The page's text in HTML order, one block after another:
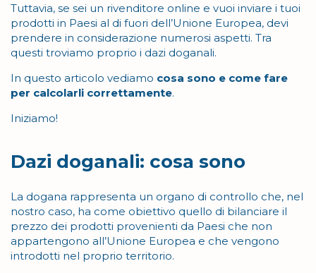
Tuttavia, se sei un rivenditore online e vuoi inviare i tuoi
prodotti in Paesi al di fuori dell’Unione Europea, devi
prendere in considerazione numerosi aspetti. Tra
questi troviamo proprio i dazi doganali.
In questo articolo vediamo cosa sono e come fare
per calcolarli correttamente.
Iniziamo!
Dazi doganali: cosa sono
La dogana rappresenta un organo di controllo che, nel
nostro caso, ha come obiettivo quello di bilanciare il
prezzo dei prodotti provenienti da Paesi che non
appartengono all’Unione Europea e che vengono
introdotti nel proprio territorio.